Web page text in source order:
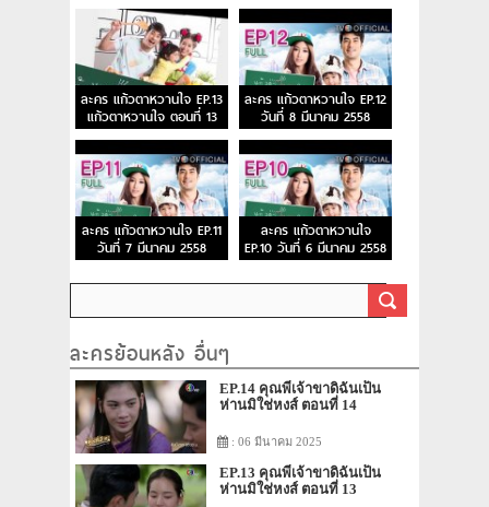
ละคร แก้วตาหวานใจ EP.13
แก้วตาหวานใจ ตอนที่ 13
ละคร แก้วตาหวานใจ EP.12
วันที่ 8 มีนาคม 2558
ละคร แก้วตาหวานใจ EP.11
วันที่ 7 มีนาคม 2558
ละคร แก้วตาหวานใจ
EP.10 วันที่ 6 มีนาคม 2558
ละครย้อนหลัง อื่นๆ
EP.14 คุณพี่เจ้าขาดิฉันเป็น
ห่านมิใช่หงส์ ตอนที่ 14
: 06 มีนาคม 2025
EP.13 คุณพี่เจ้าขาดิฉันเป็น
ห่านมิใช่หงส์ ตอนที่ 13